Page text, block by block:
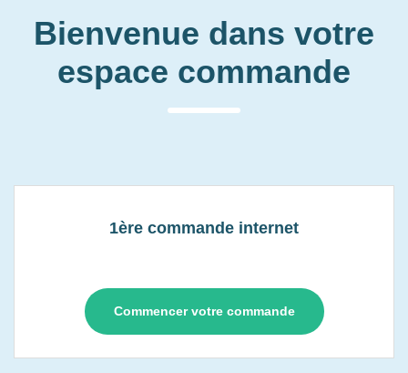
Bienvenue dans votre
espace commande
1ère commande internet
Commencer votre commande